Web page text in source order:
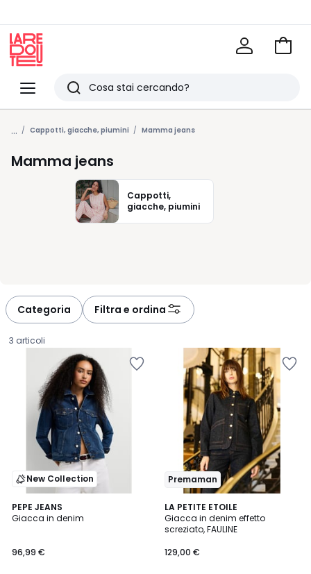
Menu
Redoute
Ricerca
Ultimi
articoli
visti
Vai
... Cappotti, giacche, piumini Mamma jeans
Mamma jeans
Cappotti,
giacche, piumini
Categoria Filtra e ordina
3 articoli
New Collection
PEPE JEANS
Giacca in denim
€.
96,99 €
Premaman
LA PETITE ETOILE
Giacca in denim effetto
screziato, FAULINE
129,00 €